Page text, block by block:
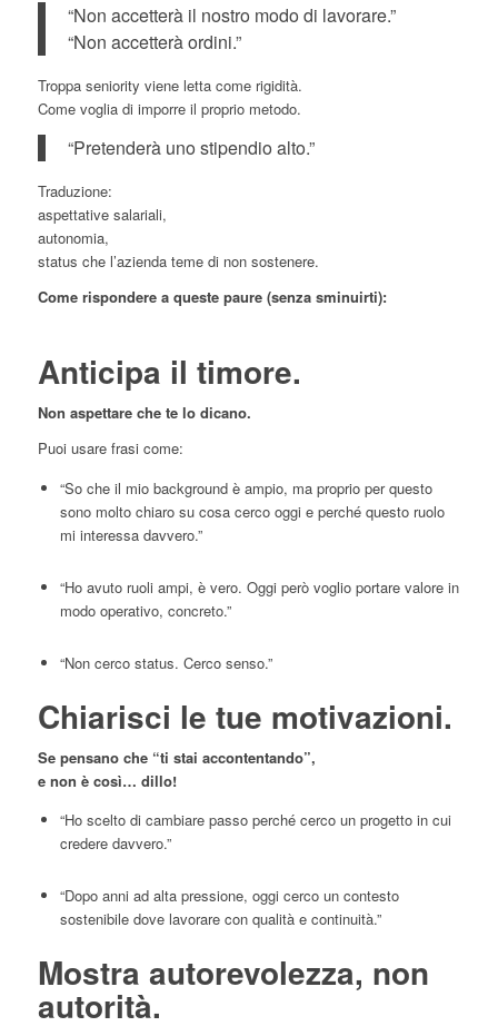
“Non accetterà il nostro modo di lavorare.”
“Non accetterà ordini.”
Troppa seniority viene letta come rigidità.
Come voglia di imporre il proprio metodo.
“Pretenderà uno stipendio alto.”
Traduzione:
aspettative salariali,
autonomia,
status che l’azienda teme di non sostenere.
Come rispondere a queste paure (senza sminuirti):
Anticipa il timore.
Non aspettare che te lo dicano.
Puoi usare frasi come:
“So che il mio background è ampio, ma proprio per questo
sono molto chiaro su cosa cerco oggi e perché questo ruolo
mi interessa davvero.”
“Ho avuto ruoli ampi, è vero. Oggi però voglio portare valore in
modo operativo, concreto.”
“Non cerco status. Cerco senso.”
Chiarisci le tue motivazioni.
Se pensano che “ti stai accontentando”,
e non è così… dillo!
“Ho scelto di cambiare passo perché cerco un progetto in cui
credere davvero.”
“Dopo anni ad alta pressione, oggi cerco un contesto
sostenibile dove lavorare con qualità e continuità.”
Mostra autorevolezza, non
autorità.